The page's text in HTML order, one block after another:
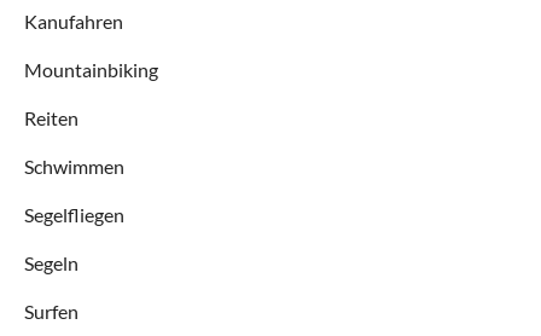
Kanufahren
Mountainbiking
Reiten
Schwimmen
Segelfliegen
Segeln
Surfen